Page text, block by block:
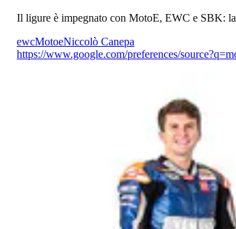
Il ligure è impegnato con MotoE, EWC e SBK:
ewcMotoeNiccolò Canepa
https://www.google.com/preferences/